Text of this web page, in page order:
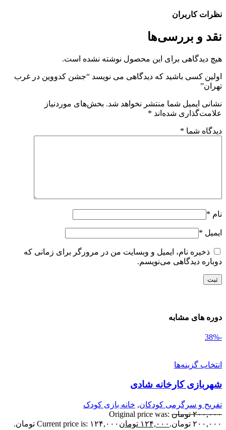
کاربران
و بررسی‌ها
دیدگاهی برای این محصول نوشته نشده است.
کسی باشید که دیدگاهی می نویسد “جشن کدووین در غرب
ایمیل شما منتشر نخواهد شد. بخش‌های موردنیاز
شده‌اند*
شما*
*
*
ذخیره نام، ایمیل و وبسایت من در مرورگر برای زمانی که
دیدگاهی می‌نویسم.
های مشابه
گزینه‌ها
کارخانه شادی
و سرگرمی کودکان,خانه بازی کودک
تومان Original price was:
تومان.
۱۲۴,۰۰۰ تومانCurrent price is: ۱۲۴,۰۰۰ تومان.